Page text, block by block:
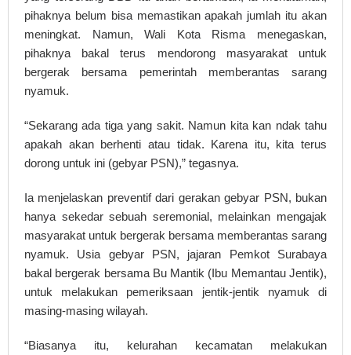
pihaknya belum bisa memastikan apakah jumlah itu akan
meningkat. Namun, Wali Kota Risma menegaskan,
pihaknya bakal terus mendorong masyarakat untuk
bergerak bersama pemerintah memberantas sarang
nyamuk.
“Sekarang ada tiga yang sakit. Namun kita kan ndak tahu
apakah akan berhenti atau tidak. Karena itu, kita terus
dorong untuk ini (gebyar PSN),” tegasnya.
Ia menjelaskan preventif dari gerakan gebyar PSN, bukan
hanya sekedar sebuah seremonial, melainkan mengajak
masyarakat untuk bergerak bersama memberantas sarang
nyamuk. Usia gebyar PSN, jajaran Pemkot Surabaya
bakal bergerak bersama Bu Mantik (Ibu Memantau Jentik),
untuk melakukan pemeriksaan jentik-jentik nyamuk di
masing-masing wilayah.
“Biasanya itu, kelurahan kecamatan melakukan